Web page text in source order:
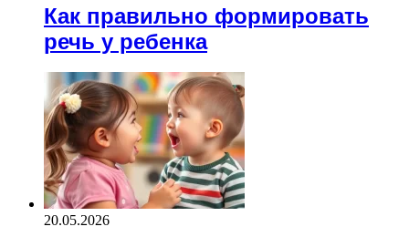
Как правильно формировать
речь у ребенка
20.05.2026